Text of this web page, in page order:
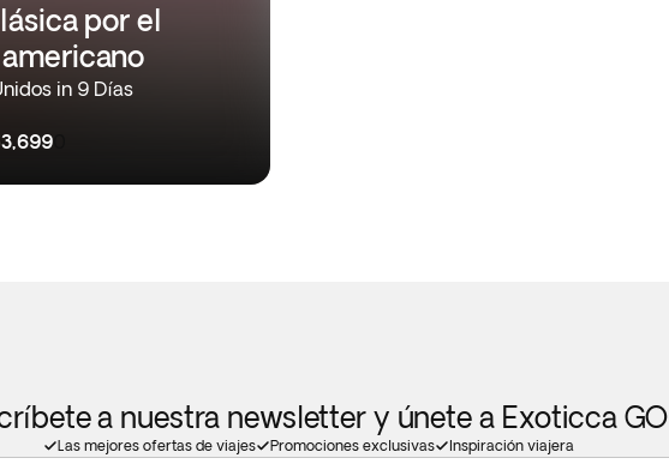
por el
in 9 Días
a nuestra newsletter y únete a Exoticca GO
Las mejores ofertas de viajes Promociones exclusivas Inspiración viajera